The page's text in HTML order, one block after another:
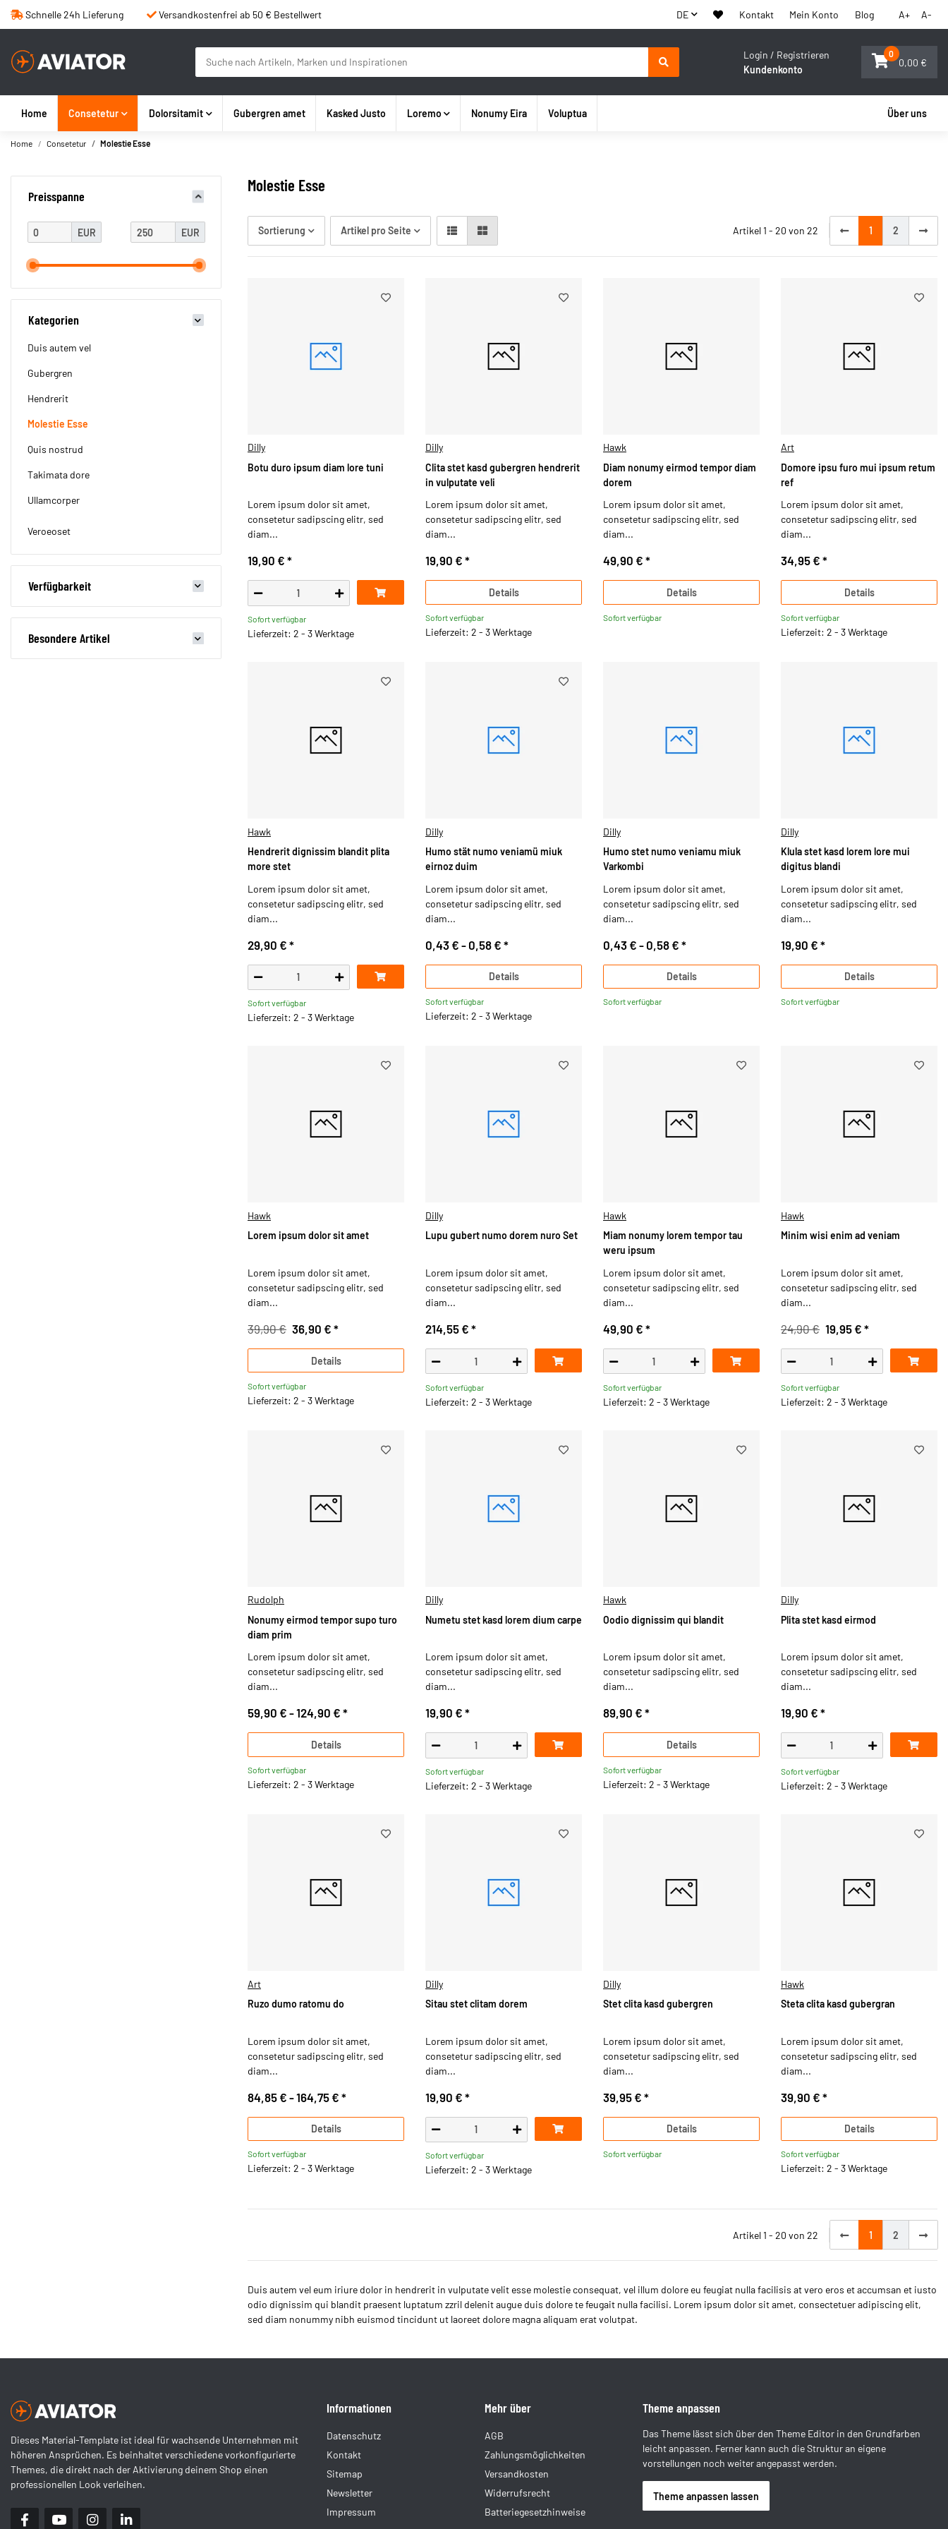
DE Kontakt Mein Konto Blog A+ A-
Schnelle 24h Lieferung Versandkostenfrei ab 50 € Bestellwert
Login / Registrieren
Kundenkonto
0
0,00 €
Consetetur Dolorsitamit Gubergren amet Kasked Justo Loremo Nonumy Eira Voluptua
Home Über uns
Home Consetetur Molestie Esse
Molestie Esse
Sortierung Artikel pro Seite Artikel 1 - 20 von 22 1 2
Dilly
Botu duro ipsum diam lore tuni
Lorem ipsum dolor sit amet,
consetetur sadipscing elitr, sed
diam...
19,90 € *
Sofort verfügbar
Lieferzeit: 2 - 3 Werktage
Dilly
Clita stet kasd gubergren hendrerit
in vulputate veli
Lorem ipsum dolor sit amet,
consetetur sadipscing elitr, sed
diam...
19,90 € *
Details
Sofort verfügbar
Lieferzeit: 2 - 3 Werktage
Hawk
Diam nonumy eirmod tempor diam
dorem
Lorem ipsum dolor sit amet,
consetetur sadipscing elitr, sed
diam...
49,90 € *
Details
Sofort verfügbar
Art
Domore ipsu furo mui ipsum retum
ref
Lorem ipsum dolor sit amet,
consetetur sadipscing elitr, sed
diam...
34,95 € *
Details
Sofort verfügbar
Lieferzeit: 2 - 3 Werktage
Hawk
Hendrerit dignissim blandit plita
more stet
Lorem ipsum dolor sit amet,
consetetur sadipscing elitr, sed
diam...
29,90 € *
Sofort verfügbar
Lieferzeit: 2 - 3 Werktage
Dilly
Humo stät numo veniamü miuk
eirnoz duim
Lorem ipsum dolor sit amet,
consetetur sadipscing elitr, sed
diam...
0,43 € - 0,58 € *
Details
Sofort verfügbar
Lieferzeit: 2 - 3 Werktage
Dilly
Humo stet numo veniamu miuk
Varkombi
Lorem ipsum dolor sit amet,
consetetur sadipscing elitr, sed
diam...
0,43 € - 0,58 € *
Details
Sofort verfügbar
Dilly
Klula stet kasd lorem lore mui
digitus blandi
Lorem ipsum dolor sit amet,
consetetur sadipscing elitr, sed
diam...
19,90 € *
Details
Sofort verfügbar
Hawk
Lorem ipsum dolor sit amet
Lorem ipsum dolor sit amet,
consetetur sadipscing elitr, sed
diam...
39,90 € 36,90 € *
Details
Sofort verfügbar
Lieferzeit: 2 - 3 Werktage
Dilly
Lupu gubert numo dorem nuro Set
Lorem ipsum dolor sit amet,
consetetur sadipscing elitr, sed
diam...
214,55 € *
Sofort verfügbar
Lieferzeit: 2 - 3 Werktage
Hawk
Miam nonumy lorem tempor tau
weru ipsum
Lorem ipsum dolor sit amet,
consetetur sadipscing elitr, sed
diam...
49,90 € *
Sofort verfügbar
Lieferzeit: 2 - 3 Werktage
Hawk
Minim wisi enim ad veniam
Lorem ipsum dolor sit amet,
consetetur sadipscing elitr, sed
diam...
24,90 € 19,95 € *
Sofort verfügbar
Lieferzeit: 2 - 3 Werktage
Rudolph
Nonumy eirmod tempor supo turo
diam prim
Lorem ipsum dolor sit amet,
consetetur sadipscing elitr, sed
diam...
59,90 € -124,90 € *
Details
Sofort verfügbar
Lieferzeit: 2 - 3 Werktage
Dilly
Numetu stet kasd lorem dium carpe
Lorem ipsum dolor sit amet,
consetetur sadipscing elitr, sed
diam...
19,90 € *
Sofort verfügbar
Lieferzeit: 2 - 3 Werktage
Hawk
Oodio dignissim qui blandit
Lorem ipsum dolor sit amet,
consetetur sadipscing elitr, sed
diam...
89,90 € *
Details
Sofort verfügbar
Lieferzeit: 2 - 3 Werktage
Dilly
Plita stet kasd eirmod
Lorem ipsum dolor sit amet,
consetetur sadipscing elitr, sed
diam...
19,90 € *
Sofort verfügbar
Lieferzeit: 2 - 3 Werktage
Art
Ruzo dumo ratomu do
Lorem ipsum dolor sit amet,
consetetur sadipscing elitr, sed
diam...
84,85 € -164,75 € *
Details
Sofort verfügbar
Lieferzeit: 2 - 3 Werktage
Dilly
Sitau stet clitam dorem
Lorem ipsum dolor sit amet,
consetetur sadipscing elitr, sed
diam...
19,90 € *
Sofort verfügbar
Lieferzeit: 2 - 3 Werktage
Dilly
Stet clita kasd gubergren
Lorem ipsum dolor sit amet,
consetetur sadipscing elitr, sed
diam...
39,95 € *
Details
Sofort verfügbar
Hawk
Steta clita kasd gubergran
Lorem ipsum dolor sit amet,
consetetur sadipscing elitr, sed
diam...
39,90 € *
Details
Sofort verfügbar
Lieferzeit: 2 - 3 Werktage
Artikel 1 - 20 von 22 1 2
Duis autem vel eum iriure dolor in hendrerit in vulputate velit esse molestie consequat, vel illum dolore eu feugiat nulla facilisis at vero eros et accumsan et iusto
odio dignissim qui blandit praesent luptatum zzril delenit augue duis dolore te feugait nulla facilisi. Lorem ipsum dolor sit amet, consectetuer adipiscing elit,
sed diam nonummy nibh euismod tincidunt ut laoreet dolore magna aliquam erat volutpat.
Preisspanne
EUR EUR
Kategorien
Duis autem vel
Gubergren
Hendrerit
Molestie Esse
Quis nostrud
Takimata dore
Ullamcorper
Veroeoset
Verfügbarkeit
Besondere Artikel
Dieses Material-Template ist ideal für wachsende Unternehmen mit
höheren Ansprüchen. Es beinhaltet verschiedene vorkonfigurierte
Themes, die direkt nach der Aktivierung deinem Shop einen
professionellen Look verleihen.
Informationen
Datenschutz
Kontakt
Sitemap
Newsletter
Impressum
Mehr über
AGB
Zahlungsmöglichkeiten
Versandkosten
Widerrufsrecht
Batteriegesetzhinweise
Theme anpassen
Das Theme lässt sich über den Theme Editor in den Grundfarben
leicht anpassen. Ferner kann auch die Struktur an eigene
vorstellungen noch weiter angepasst werden.
Theme anpassen lassen